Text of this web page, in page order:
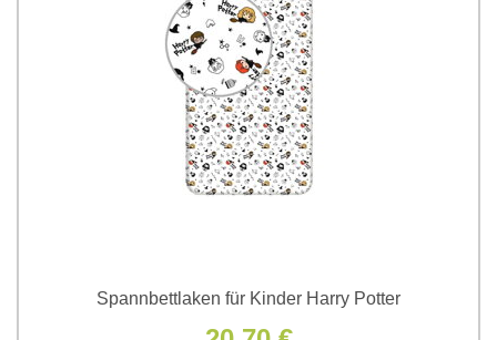
Spannbettlaken für Kinder Harry Potter